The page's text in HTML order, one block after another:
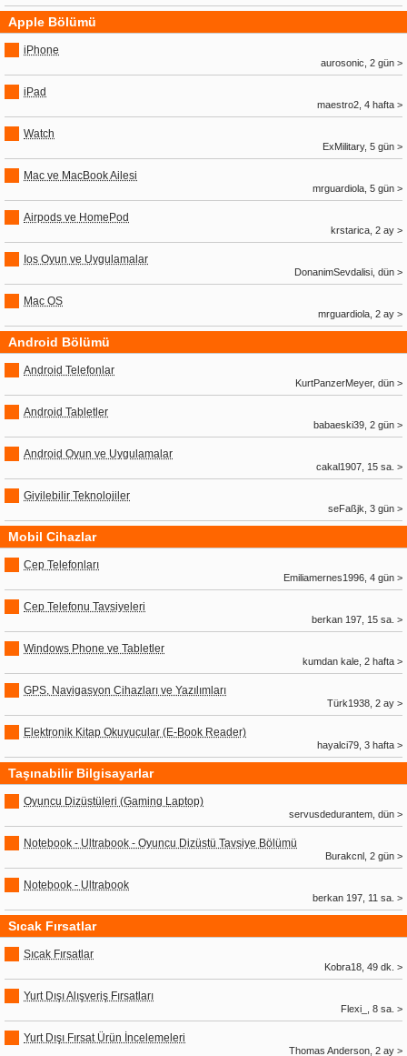
Apple Bölümü
iPhone
aurosonic, 2 gün >
iPad
maestro2, 4 hafta >
Watch
ExMilitary, 5 gün >
Mac ve MacBook Ailesi
mrguardiola, 5 gün >
Airpods ve HomePod
krstarica, 2 ay >
Ios Oyun ve Uygulamalar
DonanimSevdalisi, dün >
Mac OS
mrguardiola, 2 ay >
Android Bölümü
Android Telefonlar
KurtPanzerMeyer, dün >
Android Tabletler
babaeski39, 2 gün >
Android Oyun ve Uygulamalar
cakal1907, 15 sa. >
Giyilebilir Teknolojiler
seFaßjk, 3 gün >
Mobil Cihazlar
Cep Telefonları
Emiliamernes1996, 4 gün >
Cep Telefonu Tavsiyeleri
berkan 197, 15 sa. >
Windows Phone ve Tabletler
kumdan kale, 2 hafta >
GPS, Navigasyon Cihazları ve Yazılımları
Türk1938, 2 ay >
Elektronik Kitap Okuyucular (E-Book Reader)
hayalci79, 3 hafta >
Taşınabilir Bilgisayarlar
Oyuncu Dizüstüleri (Gaming Laptop)
servusdedurantem, dün >
Notebook - Ultrabook - Oyuncu Dizüstü Tavsiye Bölümü
Burakcnl, 2 gün >
Notebook - Ultrabook
berkan 197, 11 sa. >
Sıcak Fırsatlar
Sıcak Fırsatlar
Kobra18, 49 dk. >
Yurt Dışı Alışveriş Fırsatları
Flexi_, 8 sa. >
Yurt Dışı Fırsat Ürün İncelemeleri
Thomas Anderson, 2 ay >